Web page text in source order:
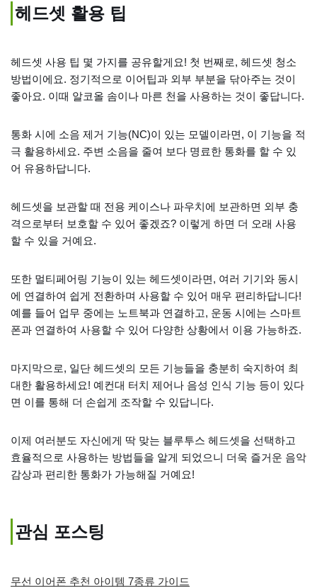
헤드셋 활용 팁
헤드셋 사용 팁 몇 가지를 공유할게요! 첫 번째로, 헤드셋 청소
방법이에요. 정기적으로 이어팁과 외부 부분을 닦아주는 것이
좋아요. 이때 알코올 솜이나 마른 천을 사용하는 것이 좋답니다.
통화 시에 소음 제거 기능(NC)이 있는 모델이라면, 이 기능을 적
극 활용하세요. 주변 소음을 줄여 보다 명료한 통화를 할 수 있
어 유용하답니다.
헤드셋을 보관할 때 전용 케이스나 파우치에 보관하면 외부 충
격으로부터 보호할 수 있어 좋겠죠? 이렇게 하면 더 오래 사용
할 수 있을 거예요.
또한 멀티페어링 기능이 있는 헤드셋이라면, 여러 기기와 동시
에 연결하여 쉽게 전환하며 사용할 수 있어 매우 편리하답니다!
예를 들어 업무 중에는 노트북과 연결하고, 운동 시에는 스마트
폰과 연결하여 사용할 수 있어 다양한 상황에서 이용 가능하죠.
마지막으로, 일단 헤드셋의 모든 기능들을 충분히 숙지하여 최
대한 활용하세요! 예컨대 터치 제어나 음성 인식 기능 등이 있다
면 이를 통해 더 손쉽게 조작할 수 있답니다.
이제 여러분도 자신에게 딱 맞는 블루투스 헤드셋을 선택하고
효율적으로 사용하는 방법들을 알게 되었으니 더욱 즐거운 음악
감상과 편리한 통화가 가능해질 거예요!
관심 포스팅
무선 이어폰 추천 아이템 7종류 가이드